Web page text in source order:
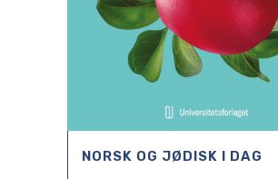
NORSK OG JØDISK I DAG